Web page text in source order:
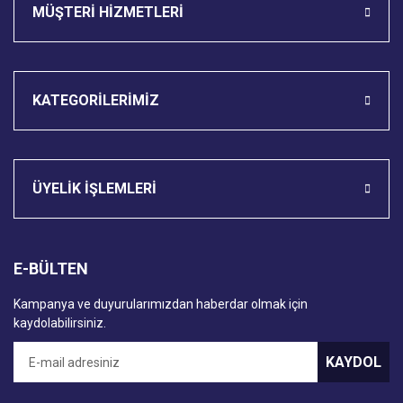
MÜŞTERİ HİZMETLERİ
KATEGORİLERİMİZ
ÜYELİK İŞLEMLERİ
E-BÜLTEN
Kampanya ve duyurularımızdan haberdar olmak için
kaydolabilirsiniz.
KAYDOL